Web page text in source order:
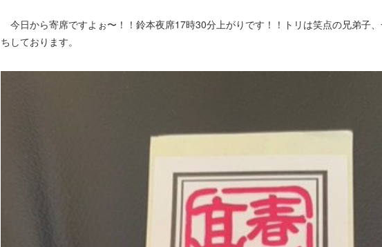
今日から寄席ですよぉ〜！！鈴本夜席17時30分上がりです！！トリは笑点の兄弟子
ちしております。